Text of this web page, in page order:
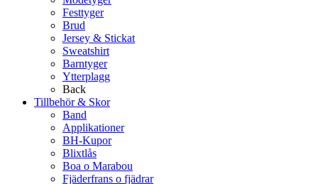
Festtyger
Brud
Jersey & Stickat
Sweatshirt
Barntyger
Ytterplagg
Back
Tillbehör & Skor
Band
Applikationer
BH-Kupor
Blixtlås
Boa o Marabou
Fjäderfrans o fjädrar